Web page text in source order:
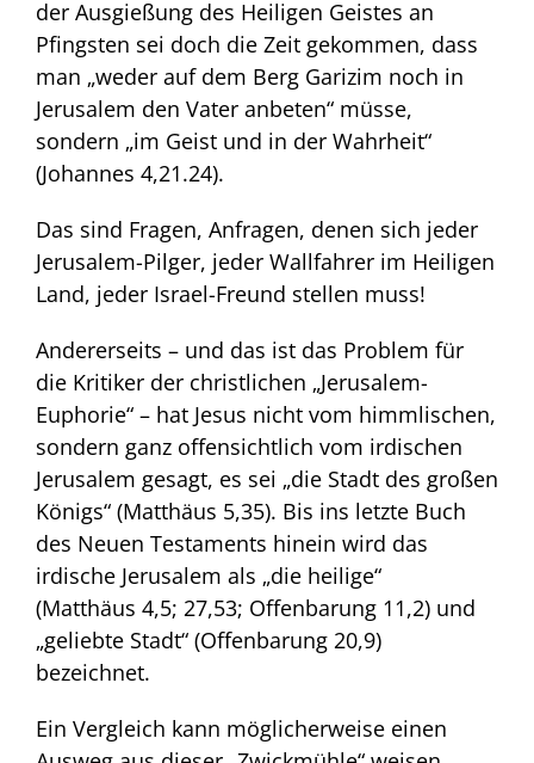
der Ausgießung des Heiligen Geistes an
Pfingsten sei doch die Zeit gekommen, dass
man „weder auf dem Berg Garizim noch in
Jerusalem den Vater anbeten“ müsse,
sondern „im Geist und in der Wahrheit“
(Johannes 4,21.24).
Das sind Fragen, Anfragen, denen sich jeder
Jerusalem-Pilger, jeder Wallfahrer im Heiligen
Land, jeder Israel-Freund stellen muss!
Andererseits – und das ist das Problem für
die Kritiker der christlichen „Jerusalem-
Euphorie“ – hat Jesus nicht vom himmlischen,
sondern ganz offensichtlich vom irdischen
Jerusalem gesagt, es sei „die Stadt des großen
Königs“ (Matthäus 5,35). Bis ins letzte Buch
des Neuen Testaments hinein wird das
irdische Jerusalem als „die heilige“
(Matthäus 4,5; 27,53; Offenbarung 11,2) und
„geliebte Stadt“ (Offenbarung 20,9)
bezeichnet.
Ein Vergleich kann möglicherweise einen